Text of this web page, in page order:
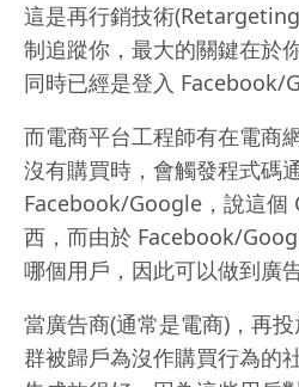
這是再行銷技術
制追蹤你，最大的關鍵在於
同時已經是登入 Facebook/
而電商平台工程師有在電商
沒有購買時，會觸發程式碼
Facebook/Google，說這個
西，而由於 Facebook/
哪個用戶，因此可以做到廣
當廣告商(通常是電商)，再
群被歸戶為沒作購買行為的